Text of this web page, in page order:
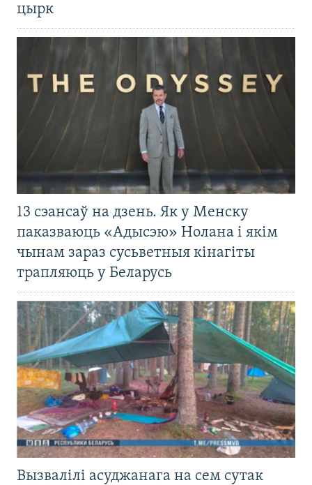
цырк
13 сэансаў на дзень. Як у Менску
паказваюць «Адысэю» Нолана і якім
чынам зараз сусьветныя кінагіты
трапляюць у Беларусь
Вызвалілі асуджанага на сем сутак